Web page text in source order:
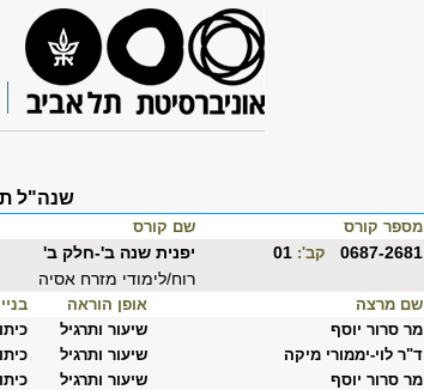
שנה"ל תשפ"ג
מספר קורס שם קורס
0687-2681 קב':
יפנית שנה ב'-חלק ב'
רוח/לימודי מזרח אסיה
שם מרצה אופן הוראה
מר סרור יוסף
שיעור ותרגיל
ד"ר לוי-יממורי מיקה
שיעור ותרגיל
מר סרור יוסף
שיעור ותרגיל